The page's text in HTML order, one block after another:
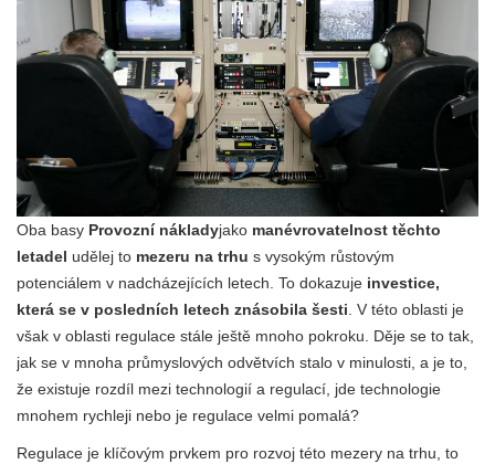
Oba basy Provozní nákladyjako manévrovatelnost těchto
letadel udělej to mezeru na trhu s vysokým růstovým
potenciálem v nadcházejících letech. To dokazuje investice,
která se v posledních letech znásobila šesti. V této oblasti je
však v oblasti regulace stále ještě mnoho pokroku. Děje se to tak,
jak se v mnoha průmyslových odvětvích stalo v minulosti, a je to,
že existuje rozdíl mezi technologií a regulací, jde technologie
mnohem rychleji nebo je regulace velmi pomalá?
Regulace je klíčovým prvkem pro rozvoj této mezery na trhu, to